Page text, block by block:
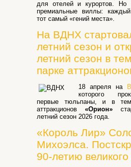
для отелей и курортов. Но
премиальные виллы:
тот самый «гений места».
На ВДНХ
летний сезон и
летний сезон в
парке
18 апреля на
которого
первые тюльпаны, и в
аттракционов «Орион»
летний сезон 2026 года.
«Король Лир»
Михоэлса.
90-летию великого